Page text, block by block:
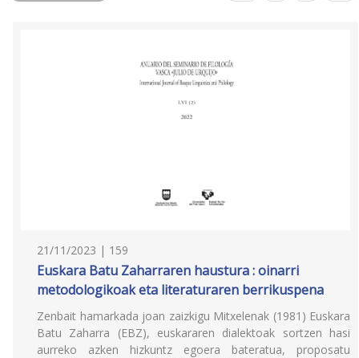
21/11/2023 | 159
Euskara Batu Zaharraren haustura : oinarri
metodologikoak eta literaturaren berrikuspena
Zenbait hamarkada joan zaizkigu Mitxelenak (1981) Euskara
Batu Zaharra (EBZ), euskararen dialektoak sortzen hasi
aurreko azken hizkuntz egoera bateratua, proposatu